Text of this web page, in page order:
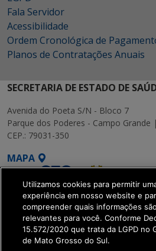
Fala Servidor
Acessibilidade
Ordem Cronológica de
Planos de Contratações Anuais
SECRETARIA DE ESTADO DE
Avenida do Poeta S/N - Bloco 7
Parque dos Poderes - Campo Grande
CEP.: 79031-350
MAPA
SETDIG | Secretaria-
Executiva de
Utilizamos cookies para permitir
experiência em nosso website e
compreender quais informações
relevantes para você. Conforme
15.572/2020 que trata da LGPD no
de Mato Grosso do Sul.